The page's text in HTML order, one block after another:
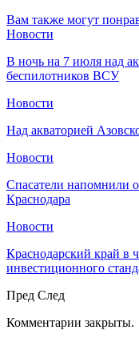
Вам также могут
Новости
В ночь на 7 июля над
беспилотников ВСУ
Новости
Над акваторией
Новости
Спасатели напомнили
Краснодара
Новости
Краснодарский край в
инвестиционного
Пред След
Комментарии закрыты.